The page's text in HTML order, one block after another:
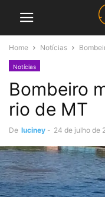
Home Notícias
Notícias
Bombeiro
rio de MT
De luciney - 24 de julho de